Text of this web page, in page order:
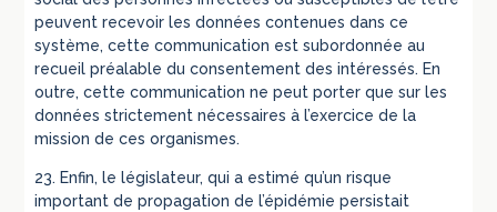
peuvent recevoir les données contenues dans ce
système, cette communication est subordonnée au
recueil préalable du consentement des intéressés. En
outre, cette communication ne peut porter que sur les
données strictement nécessaires à l’exercice de la
mission de ces organismes.
23. Enfin, le législateur, qui a estimé qu’un risque
important de propagation de l’épidémie persistait